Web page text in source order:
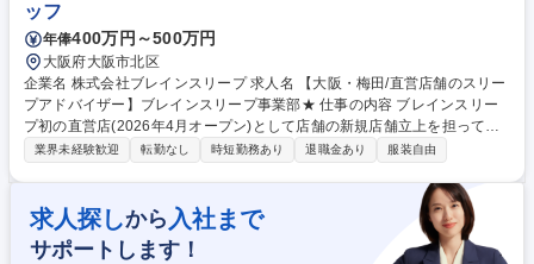
ッフ
年俸400万円～500万円
大阪府大阪市北区
企業名 株式会社ブレインスリープ 求人名 【大阪・梅田/直営店舗のスリー
プアドバイザー】ブレインスリープ事業部★ 仕事の内容 ブレインスリー
プ初の直営店(2026年4月オープン)として店舗の新規店舗立上を担ってい
ただきます。当社が運営する店舗の価値最大化に向け、販売・接客・店舗
アリングしながら、お客様へより良い購買体験を提供していただきます。
【具体的に】 ■接客・販売を中心とした店舗運営■KPI進捗フォローと現場
改善の提案■スタッフ育成・日々の指導サポート■販促施策の実行サポート
■店長不在時の代行■店舗内イベントや販売促進施策の企画・提案■睡眠診
業界未経験歓迎 転勤なし 時短勤務あり 退職金あり 服装自由
求人探しから 入社まで
サポートします！